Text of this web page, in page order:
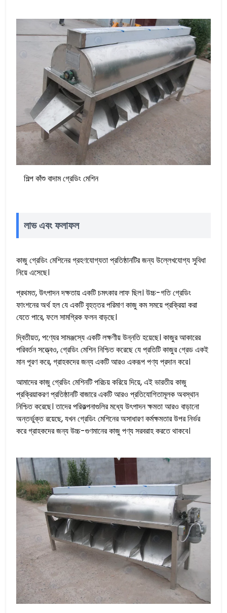
শিল্প কাঁশু বাদাম গ্রেডিং মেশিন
লাভ এবং ফলাফল
কাজু গ্রেডিং মেশিনের গ্রহণযোগ্যতা প্রতিষ্ঠানটির জন্য উল্লেখযোগ্য সুবিধা
নিয়ে এসেছে।
প্রথমত, উৎপাদন দক্ষতায় একটি চমৎকার লাফ ছিল। উচ্চ-গতি গ্রেডিং
ফাংশনের অর্থ হল যে একটি বৃহত্তর পরিমাণ কাজু কম সময়ে প্রক্রিয়া করা
যেতে পারে, ফলে সামগ্রিক ফলন বাড়ছে।
দ্বিতীয়ত, পণ্যের সামঞ্জস্যে একটি লক্ষণীয় উন্নতি হয়েছে। কাজুর আকারের
পরিবর্তন সত্ত্বেও, গ্রেডিং মেশিন নিশ্চিত করেছে যে প্রতিটি কাজুর গ্রেড একই
মান পূরণ করে, গ্রাহকদের জন্য একটি আরও একরূপ পণ্য প্রদান করে।
আমাদের কাজু গ্রেডিং মেশিনটি পরিচয় করিয়ে দিয়ে, এই ভারতীয় কাজু
প্রক্রিয়াকরণ প্রতিষ্ঠানটি বাজারে একটি আরও প্রতিযোগিতামূলক অবস্থান
নিশ্চিত করেছে। তাদের পরিকল্পনাগুলির মধ্যে উৎপাদন ক্ষমতা আরও বাড়ানো
অন্তর্ভুক্ত রয়েছে, যখন গ্রেডিং মেশিনের অসাধারণ কর্মক্ষমতার উপর নির্ভর
করে গ্রাহকদের জন্য উচ্চ-গুণমানের কাজু পণ্য সরবরাহ করতে থাকবে।